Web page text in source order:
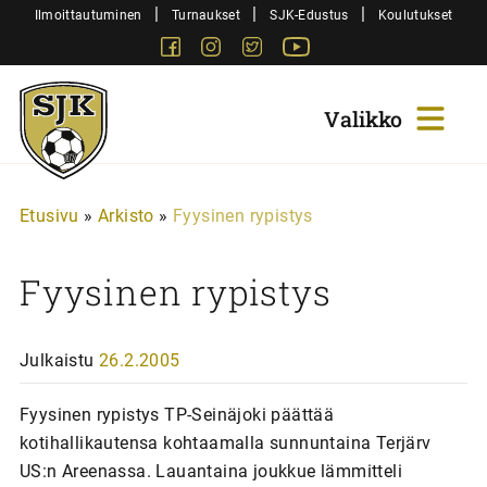
SiirryIlmoittautuminen | Turnaukset | SJK-Edustus | Koulutukset
FacebookInstagram
Twitter
Sjk-
Juniorit
Etusivu » Arkisto » Fyysinen rypistys
Fyysinen rypistys
Julkaistu 26.2.2005
Fyysinen rypistys TP-Seinäjoki päättää
kotihallikautensa kohtaamalla sunnuntaina Terjärv
US:n Areenassa. Lauantaina joukkue lämmitteli